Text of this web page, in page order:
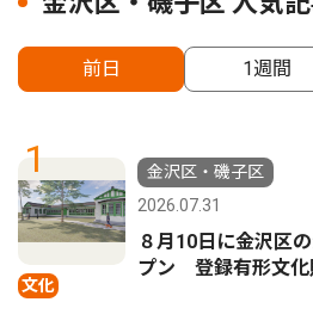
前日 1週間
1
文化
金沢区・磯子区
2026.07.31
８月10日に金沢区
プン 登録有形文化